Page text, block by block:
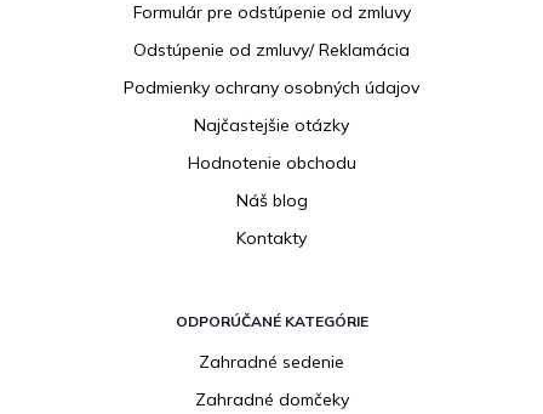
Formulár pre odstúpenie od zmluvy
Odstúpenie od zmluvy/ Reklamácia
Podmienky ochrany osobných údajov
Najčastejšie otázky
Hodnotenie obchodu
Náš blog
Kontakty
ODPORÚČANÉ KATEGÓRIE
Zahradné sedenie
Zahradné domčeky